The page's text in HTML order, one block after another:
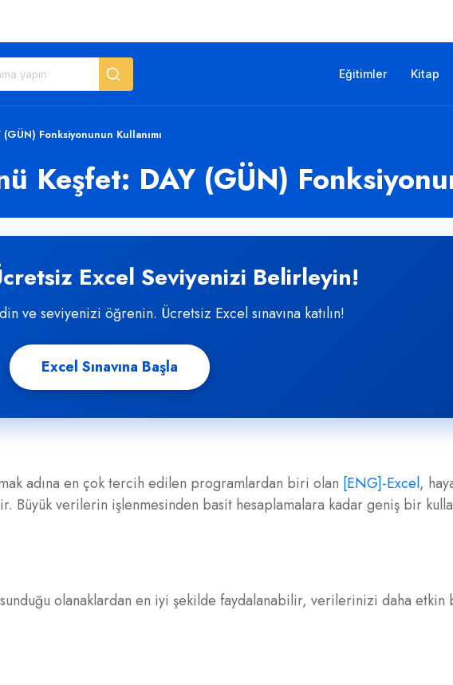
Eğitimler Kitap
Fonksiyonunun Kullanımı
Keşfet: DAY (GÜN)
Excel Seviyenizi Belirleyin!
ve seviyenizi öğrenin. Ücretsiz Excel sınavına katılın!
Excel Sınavına Başla
adına en çok tercih edilen programlardan biri olan [ENG]-Excel,
Büyük verilerin işlenmesinden basit hesaplamalara kadar geniş bir
olanaklardan en iyi şekilde faydalanabilir, verilerinizi daha etkin